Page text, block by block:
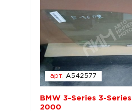
арт. A542577
BMW 3-Series 3-
2000